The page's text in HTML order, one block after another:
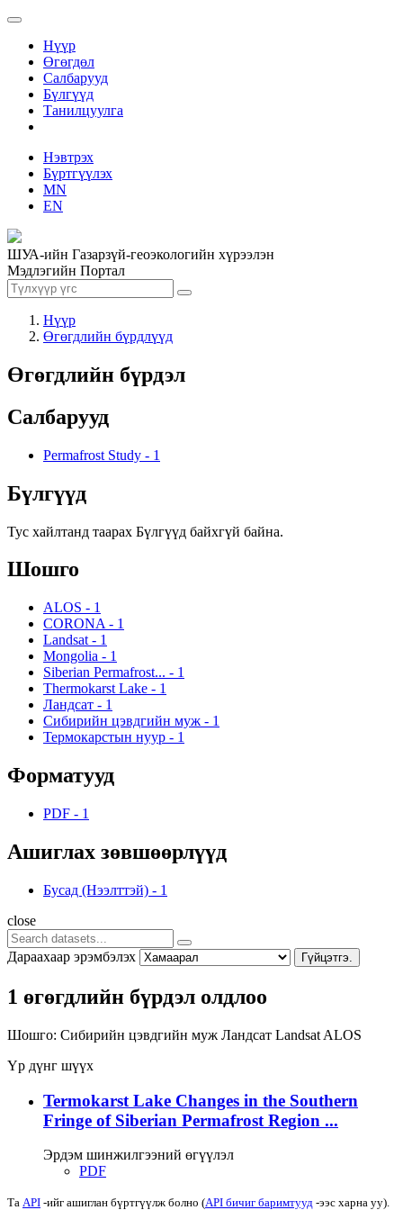
Нүүр
Өгөгдөл
Салбарууд
Бүлгүүд
Танилцуулга
Нэвтрэх
Бүртгүүлэх
MN
EN
ШУА-ийн Газарзүй-геоэкологийн хүрээлэн
Мэдлэгийн Портал
Нүүр
Өгөгдлийн бүрдлүүд
Өгөгдлийн бүрдэл
Салбарууд
Permafrost Study - 1
Бүлгүүд
Тус хайлтанд таарах Бүлгүүд байхгүй байна.
Шошго
ALOS - 1
CORONA - 1
Landsat - 1
Mongolia - 1
Siberian Permafrost... - 1
Thermokarst Lake - 1
Ландсат - 1
Сибирийн цэвдгийн муж - 1
Термокарстын нуур - 1
Форматууд
PDF - 1
Ашиглах зөвшөөрлүүд
Бусад (Нээлттэй) - 1
close
Дараахаар эрэмбэлэх Гүйцэтгэ.
1 өгөгдлийн бүрдэл олдлоо
Шошго: Сибирийн цэвдгийн муж Ландсат Landsat ALOS
Үр дүнг шүүх
Termokarst Lake Changes in the Southern
Fringe of Siberian Permafrost Region ...
Эрдэм шинжилгээний өгүүлэл
PDF
Та API -ийг ашиглан бүртгүүлж болно (API бичиг баримтууд -ээс харна уу).